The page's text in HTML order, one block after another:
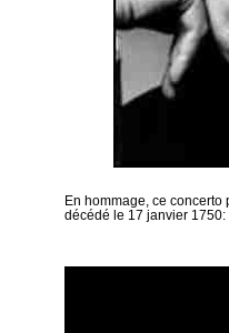
En hommage, ce concerto
décédé le 17 janvier 1750: